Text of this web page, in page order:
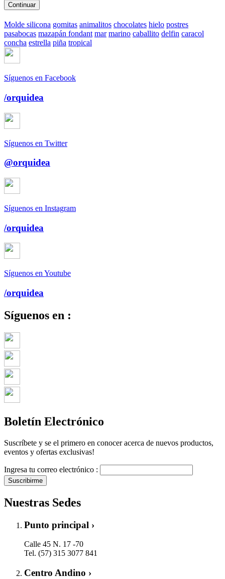
Continuar
Molde silicona gomitas animalitos chocolates hielo postres
pasabocas mazapán fondant mar marino caballito delfin caracol
concha estrella piña tropical
Síguenos en Facebook
/orquidea
Síguenos en Twitter
@orquidea
Síguenos en Instagram
/orquidea
Síguenos en Youtube
/orquidea
Síguenos en :
Boletín Electrónico
Suscríbete y se el primero en conocer acerca de nuevos productos,
eventos y ofertas exclusivas!
Ingresa tu correo electrónico :
Suscribirme
Nuestras Sedes
Punto principal ›
Calle 45 N. 17 -70
Tel. (57) 315 3077 841
Centro Andino ›